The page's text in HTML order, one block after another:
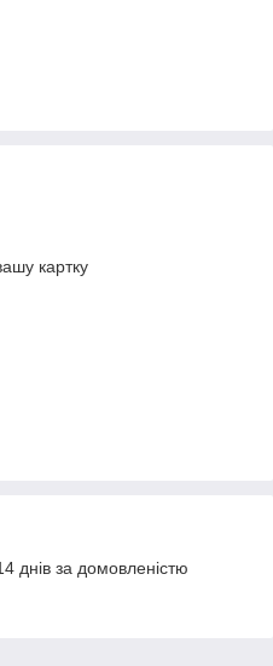
картку
днів за домовленістю